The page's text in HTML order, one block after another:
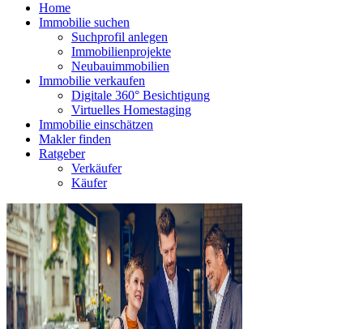
Home
Immobilie suchen
Suchprofil anlegen
Immobilienprojekte
Neubauimmobilien
Immobilie verkaufen
Digitale 360° Besichtigung
Virtuelles Homestaging
Immobilie einschätzen
Makler finden
Ratgeber
Verkäufer
Käufer